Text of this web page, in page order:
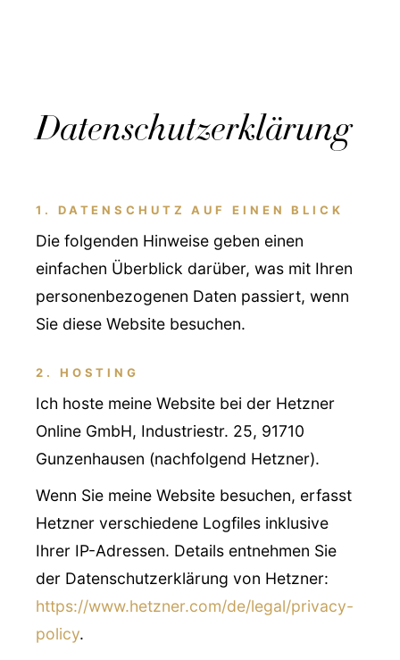
Datenschutzerklärung
1. DATENSCHUTZ AUF EINEN BLICK
Die folgenden Hinweise geben einen
einfachen Überblick darüber, was mit Ihren
personenbezogenen Daten passiert, wenn
Sie diese Website besuchen.
2. HOSTING
Ich hoste meine Website bei der Hetzner
Online GmbH, Industriestr. 25, 91710
Gunzenhausen (nachfolgend Hetzner).
Wenn Sie meine Website besuchen, erfasst
Hetzner verschiedene Logfiles inklusive
Ihrer IP-Adressen. Details entnehmen Sie
der Datenschutzerklärung von Hetzner:
https://www.hetzner.com/de/legal/privacy-
policy.